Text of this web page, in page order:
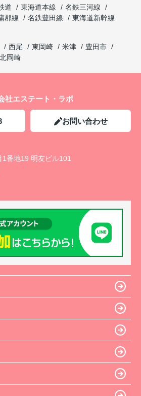
道 東海道本線
名鉄三河線
郡線 名鉄豊田線
東海道新幹線
西尾 東岡崎 米津
豊田市
北岡崎
社エステート・ラボ
お問い合わせ
番地19 明友ビル101